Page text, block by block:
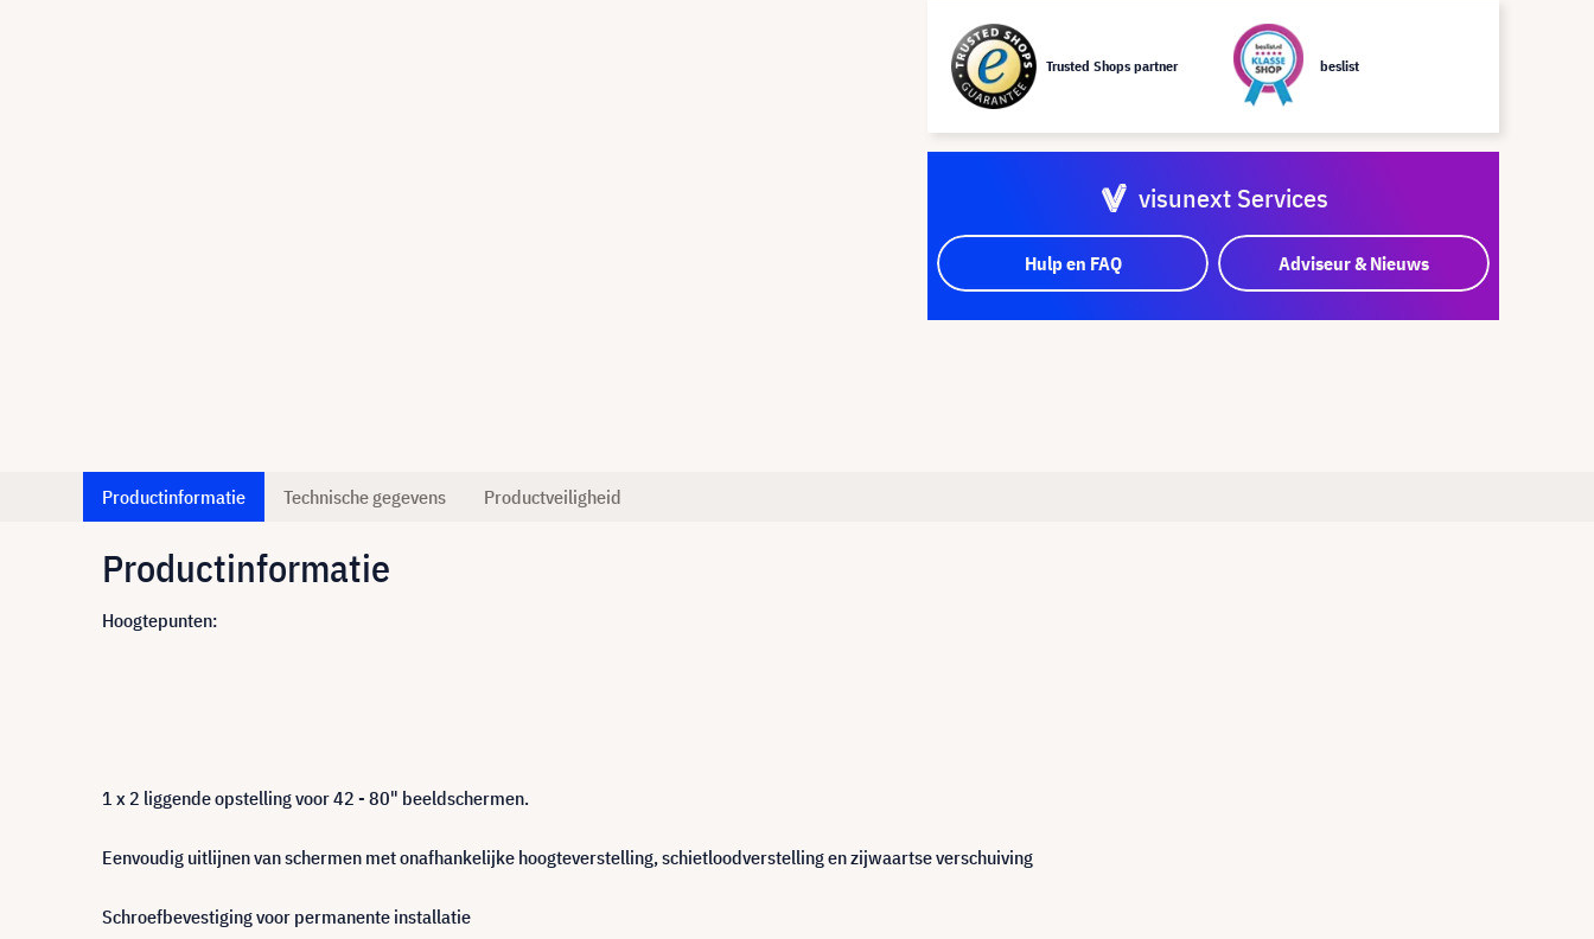
Trusted Shops partner beslist
visunext Services
Hulp en FAQ Adviseur & Nieuws
Productinformatie Technische gegevens Productveiligheid
Productinformatie
Hoogtepunten:
1 x 2 liggende opstelling voor 42 - 80" beeldschermen.
Eenvoudig uitlijnen van schermen met onafhankelijke hoogteverstelling, schietloodverstelling en zijwaartse verschuiving
Schroefbevestiging voor permanente installatie